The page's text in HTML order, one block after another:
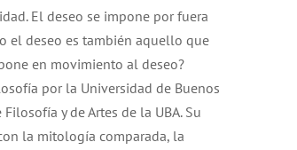
El deseo se impone por fuera
el deseo es también aquello que
en movimiento al deseo?
por la Universidad de Buenos
y de Artes de la UBA. Su
la mitología comparada, la